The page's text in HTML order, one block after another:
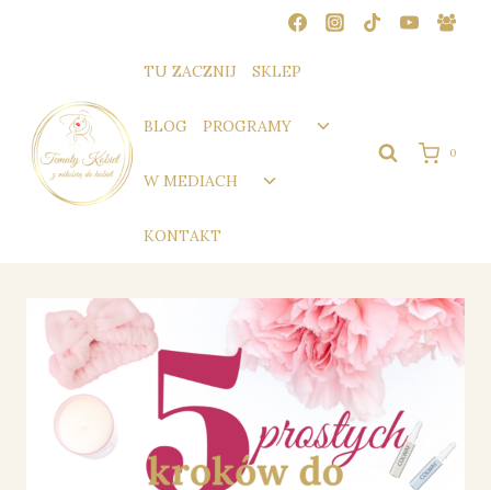
TU ZACZNIJ SKLEP
BLOG PROGRAMY
Przełącz
podrzędne
W MEDIACH
Przełącz
KONTAKT
0